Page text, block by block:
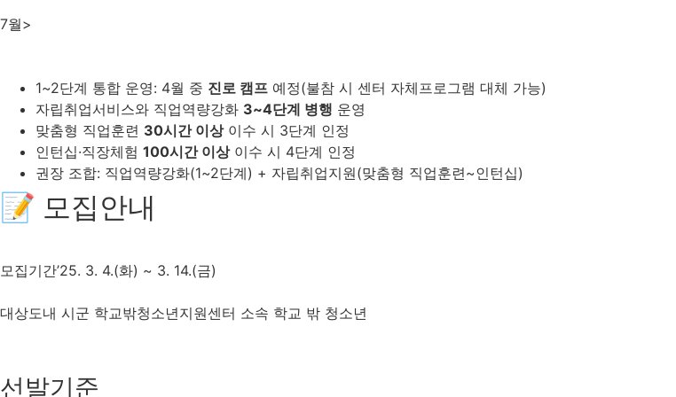
7월>
1~2단계 통합 운영: 4월 중 진로 캠프 예정(불참 시 센터 자체프로그램 대체 가능)
자립취업서비스와 직업역량강화 3~4단계 병행 운영
맞춤형 직업훈련 30시간 이상이수 시 3단계 인정
인턴십·직장체험 100시간 이상이수 시 4단계 인정
권장 조합: 직업역량강화(1~2단계) + 자립취업지원(맞춤형 직업훈련~인턴십)
📝 모집안내
모집기간’25. 3. 4.(화) ~ 3. 14.(금)
대상도내 시군 학교밖청소년지원센터 소속 학교 밖 청소년
선발기준